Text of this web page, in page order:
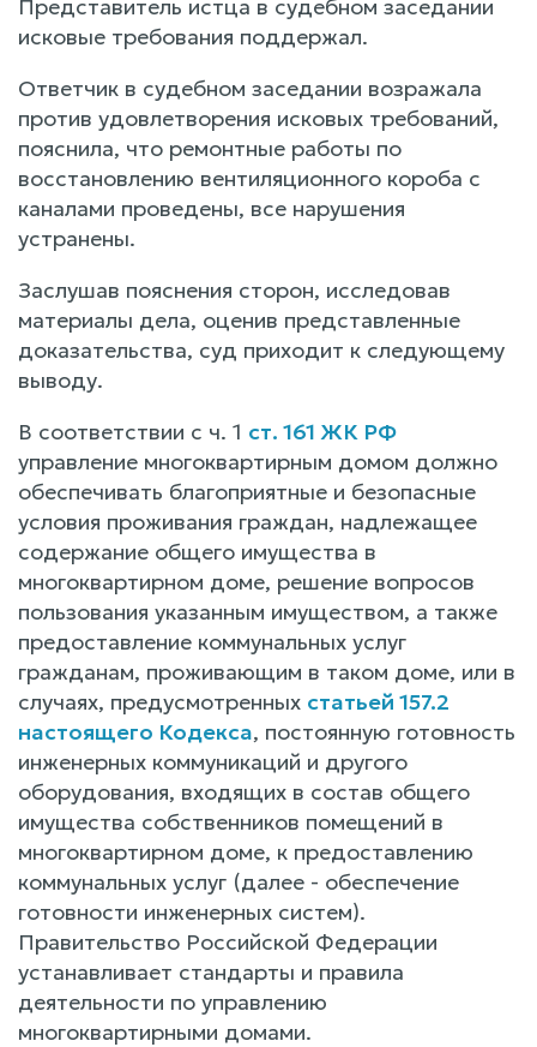
Представитель истца в судебном заседании
исковые требования поддержал.
Ответчик в судебном заседании возражала
против удовлетворения исковых требований,
пояснила, что ремонтные работы по
восстановлению вентиляционного короба с
каналами проведены, все нарушения
устранены.
Заслушав пояснения сторон, исследовав
материалы дела, оценив представленные
доказательства, суд приходит к следующему
выводу.
В соответствии с ч. 1 ст. 161 ЖК РФ
управление многоквартирным домом должно
обеспечивать благоприятные и безопасные
условия проживания граждан, надлежащее
содержание общего имущества в
многоквартирном доме, решение вопросов
пользования указанным имуществом, а также
предоставление коммунальных услуг
гражданам, проживающим в таком доме, или в
случаях, предусмотренных статьей 157.2
настоящего Кодекса, постоянную готовность
инженерных коммуникаций и другого
оборудования, входящих в состав общего
имущества собственников помещений в
многоквартирном доме, к предоставлению
коммунальных услуг (далее - обеспечение
готовности инженерных систем).
Правительство Российской Федерации
устанавливает стандарты и правила
деятельности по управлению
многоквартирными домами.